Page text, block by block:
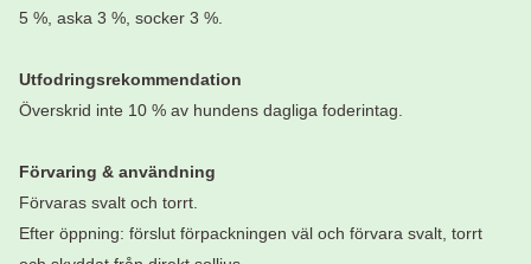
5 %, aska 3 %, socker 3 %.
Utfodringsrekommendation
Överskrid inte 10 % av hundens dagliga foderintag.
Förvaring & användning
Förvaras svalt och torrt.
Efter öppning: förslut förpackningen väl och förvara svalt, torrt